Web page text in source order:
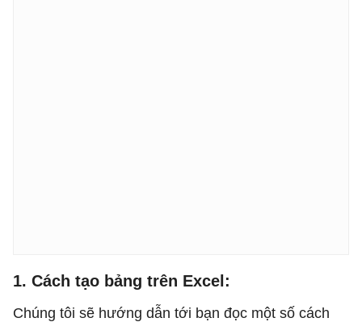
1. Cách tạo bảng trên Excel:
Chúng tôi sẽ hướng dẫn tới bạn đọc một số cách